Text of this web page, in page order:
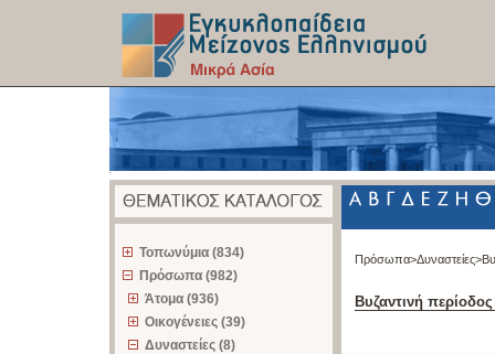
Τοπωνύμια (834)
Πρόσωπα (982)
Άτομα (936)
Οικογένειες (39)
Δυναστείες (8)
Πρόσωπα>Δυναστείες>
Βυζαντινή περίοδος